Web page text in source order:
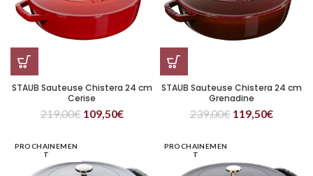
STAUB Sauteuse Chistera 24 cm
Cerise
219,00€ 109,50€
STAUB Sauteuse Chistera 24 cm
Grenadine
239,00€ 119,50€
PROCHAINEMEN
T
PROCHAINEMEN
T